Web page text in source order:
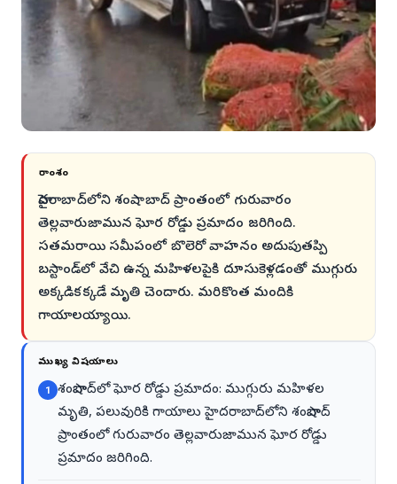
సారాంశం
హైదరాబాద్‌లోని శంషాబాద్ ప్రాంతంలో గురువారం
తెల్లవారుజామున ఘోర రోడ్డు ప్రమాదం జరిగింది.
సతమరాయి సమీపంలో బొలెరో వాహనం అదుపుతప్పి
బస్టాండ్‌లో వేచి ఉన్న మహిళలపైకి దూసుకెళ్లడంతో ముగ్గురు
అక్కడికక్కడే మృతి చెందారు. మరికొంత మందికి
గాయాలయ్యాయి.
ముఖ్య విషయాలు
1
శంషాబాద్‌లో ఘోర రోడ్డు ప్రమాదం: ముగ్గురు మహిళల
మృతి, పలువురికి గాయాలు హైదరాబాద్‌లోని శంషాబాద్
ప్రాంతంలో గురువారం తెల్లవారుజామున ఘోర రోడ్డు
ప్రమాదం జరిగింది.